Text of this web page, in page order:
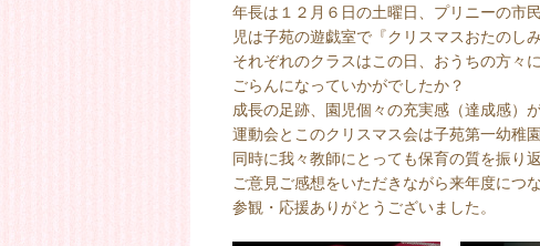
年長は１２月６日の土曜日、プリニーの市
児は子苑の遊戯室で『クリスマスおたのし
それぞれのクラスはこの日、おうちの方々
ごらんになっていかがでしたか？
成長の足跡、園児個々の充実感（達成感）
運動会とこのクリスマス会は子苑第一幼稚
同時に我々教師にとっても保育の質を振り
ご意見ご感想をいただきながら来年度につ
参観・応援ありがとうございました。